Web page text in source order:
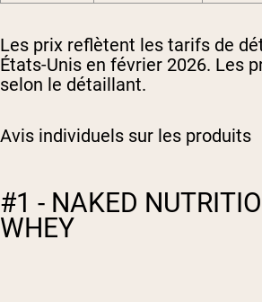
Les prix reflètent les tarifs de
États-Unis en février 2026. Les
selon le détaillant.
Avis individuels sur les produits
#1 - NAKED
WHEY